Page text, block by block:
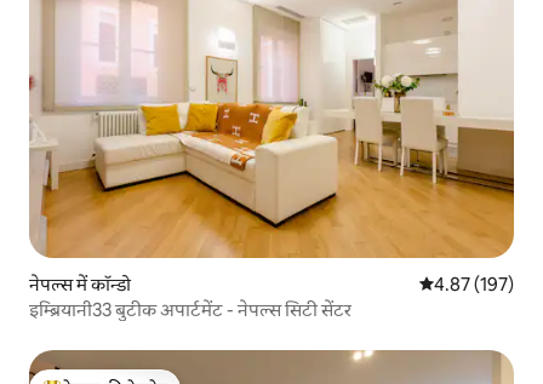
नेपल्स में कॉन्डो औसत रेटिंग 5 में से
4.87 (197)
इम्ब्रियानी33 बुटीक अपार्टमेंट - नेपल्स सिटी सेंटर